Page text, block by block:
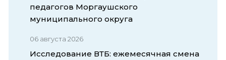
педагогов Моргаушского
муниципального округа
06 августа 2026
Исследование ВТБ: ежемесячная смена